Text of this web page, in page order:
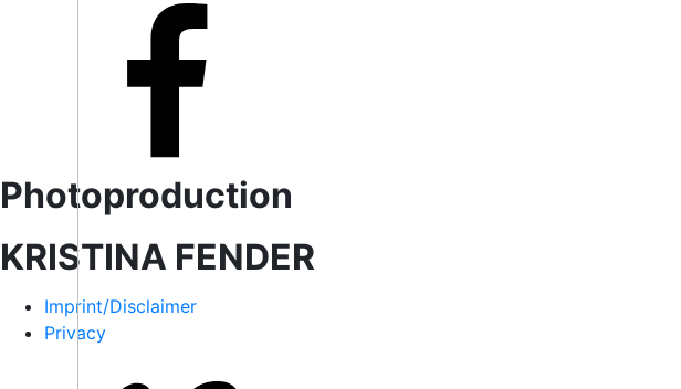
Photoproduction
KRISTINA FENDER
Imprint/Disclaimer
Privacy